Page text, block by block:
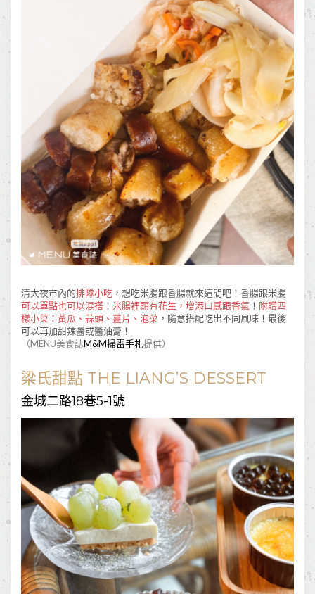
清大夜市內的排隊小吃 ，想吃米腸跟香腸就來這間吧！香腸跟米腸
可以單點也可以混搭 ！ 米腸裡頭有花生，增添口感跟香氣 ！ 附贈四
樣小菜：黃瓜、蒜頭、薑片、泡菜 ，隨意搭配吃出不同風味！最後
可以再加甜辣醬或醬油膏！
（MENU美食誌M&M掃雷手札提供）
梁氏甜點 THE LIANG’S DESSERT
金城二路18巷5-1號